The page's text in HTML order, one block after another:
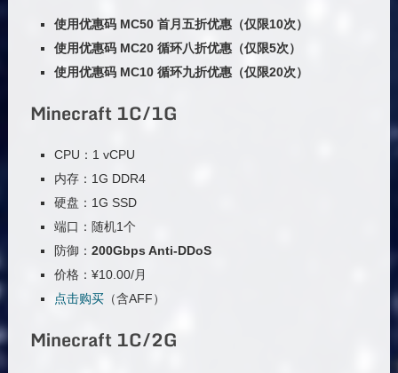
使用优惠码 MC50 首月五折优惠（仅限10次）
使用优惠码 MC20 循环八折优惠（仅限5次）
使用优惠码 MC10 循环九折优惠（仅限20次）
Minecraft 1C/1G
CPU：1 vCPU
内存：1G DDR4
硬盘：1G SSD
端口：随机1个
防御： 200Gbps Anti-DDoS
价格：¥10.00/月
点击购买（含AFF）
Minecraft 1C/2G